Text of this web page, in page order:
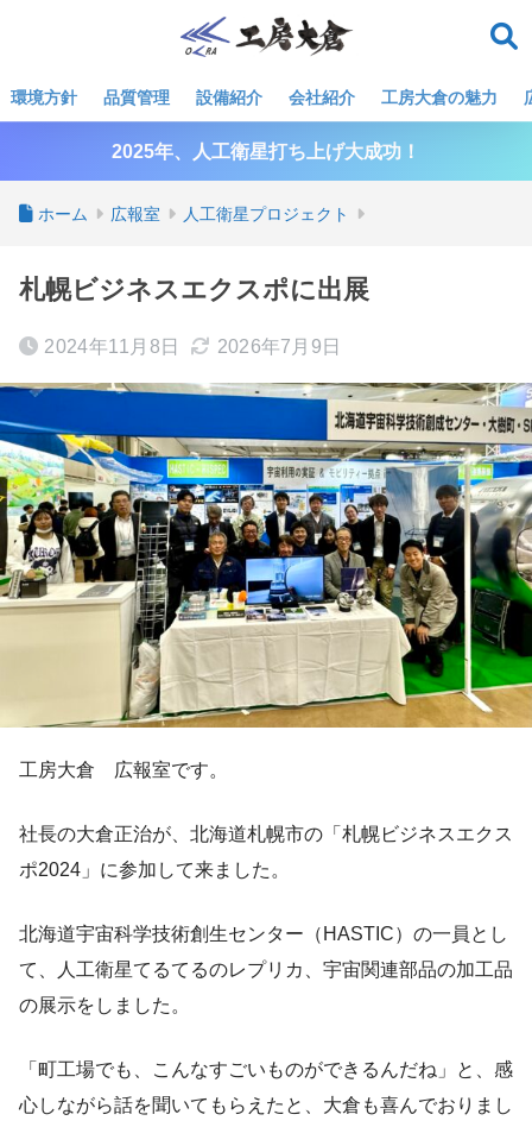
環境方針 品質管理 設備紹介 会社紹介 工房大倉の魅力
2025年、人工衛星打ち上げ大成功！
ホーム 広報室 人工衛星プロジェクト
札幌ビジネスエクスポに出展
2024年11月8日 2026年7月9日
工房大倉 広報室です。
社長の大倉正治が、北海道札幌市の「札幌ビジネスエクス
ポ2024」に参加して来ました。
北海道宇宙科学技術創生センター（HASTIC）の一員とし
て、人工衛星てるてるのレプリカ、宇宙関連部品の加工品
の展示をしました。
「町工場でも、こんなすごいものができるんだね」と、感
心しながら話を聞いてもらえたと、大倉も喜んでおりまし